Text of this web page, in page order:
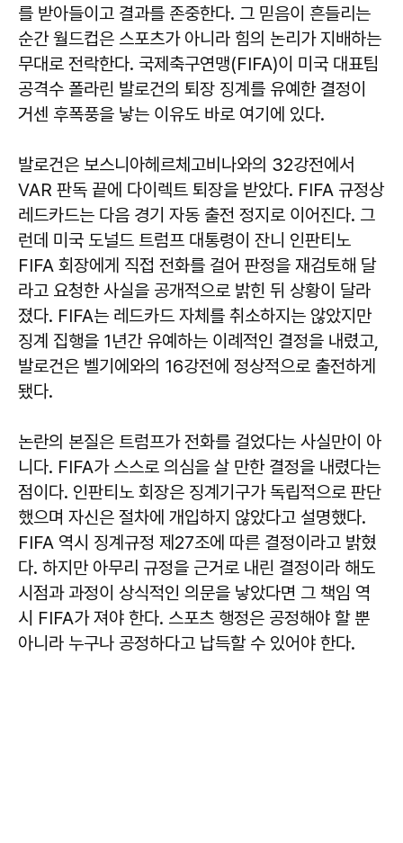
를 받아들이고 결과를 존중한다. 그 믿음이 흔들리는
순간 월드컵은 스포츠가 아니라 힘의 논리가 지배하는
무대로 전락한다. 국제축구연맹(FIFA)이 미국 대표팀
공격수 폴라린 발로건의 퇴장 징계를 유예한 결정이
거센 후폭풍을 낳는 이유도 바로 여기에 있다.
발로건은 보스니아헤르체고비나와의 32강전에서
VAR 판독 끝에 다이렉트 퇴장을 받았다. FIFA 규정상
레드카드는 다음 경기 자동 출전 정지로 이어진다. 그
런데 미국 도널드 트럼프 대통령이 잔니 인판티노
FIFA 회장에게 직접 전화를 걸어 판정을 재검토해 달
라고 요청한 사실을 공개적으로 밝힌 뒤 상황이 달라
졌다. FIFA는 레드카드 자체를 취소하지는 않았지만
징계 집행을 1년간 유예하는 이례적인 결정을 내렸고,
발로건은 벨기에와의 16강전에 정상적으로 출전하게
됐다.
논란의 본질은 트럼프가 전화를 걸었다는 사실만이 아
니다. FIFA가 스스로 의심을 살 만한 결정을 내렸다는
점이다. 인판티노 회장은 징계기구가 독립적으로 판단
했으며 자신은 절차에 개입하지 않았다고 설명했다.
FIFA 역시 징계규정 제27조에 따른 결정이라고 밝혔
다. 하지만 아무리 규정을 근거로 내린 결정이라 해도
시점과 과정이 상식적인 의문을 낳았다면 그 책임 역
시 FIFA가 져야 한다. 스포츠 행정은 공정해야 할 뿐
아니라 누구나 공정하다고 납득할 수 있어야 한다.